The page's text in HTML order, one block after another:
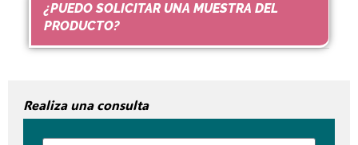
¿PUEDO SOLICITAR UNA MUESTRA DEL
PRODUCTO?
Realiza una consulta